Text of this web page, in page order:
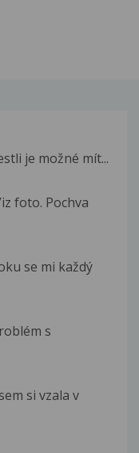
je možné mít...
foto. Pochva
se mi každý
s
si vzala v